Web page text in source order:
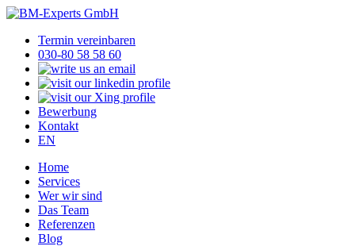
Termin vereinbaren
030-80 58 58 60
Bewerbung
Kontakt
EN
Home
Services
Wer wir sind
Das Team
Referenzen
Blog